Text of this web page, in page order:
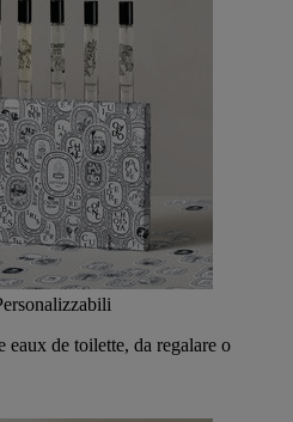
de toilette, da regalare o